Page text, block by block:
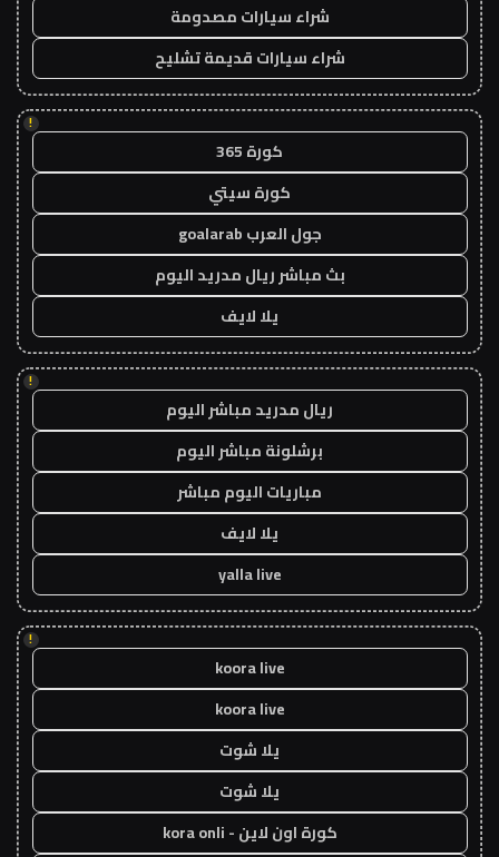
شراء سيارات مصدومة
شراء سيارات قديمة تشليح
!
كورة 365
كورة سيتي
جول العرب goalarab
بث مباشر ريال مدريد اليوم
يلا لايف
!
ريال مدريد مباشر اليوم
برشلونة مباشر اليوم
مباريات اليوم مباشر
يلا لايف
yalla live
!
koora live
koora live
يلا شوت
يلا شوت
كورة اون لاين - kora onli